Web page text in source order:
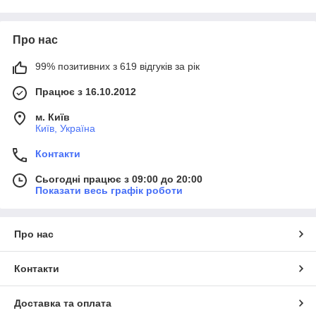
Про нас
99% позитивних з 619 відгуків за рік
Працює з 16.10.2012
м. Київ
Київ, Україна
Контакти
Сьогодні працює з 09:00 до 20:00
Показати весь графік роботи
Про нас
Контакти
Доставка та оплата